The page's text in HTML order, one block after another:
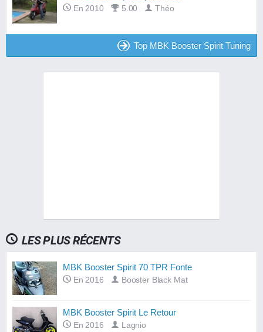
En 2010 5.00 Théo
Top MBK Booster Spirit Tuning
LES PLUS RÉCENTS
MBK Booster Spirit 70 TPR Fonte
En 2016 Booster Black Mat
MBK Booster Spirit Le Retour
En 2016 Lagnio